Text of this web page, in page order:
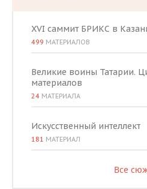
XVI саммит БРИКС в
499 МАТЕРИАЛОВ
Великие воины Татарии.
материалов
24 МАТЕРИАЛА
Искусственный интеллект
181 МАТЕРИАЛ
Все